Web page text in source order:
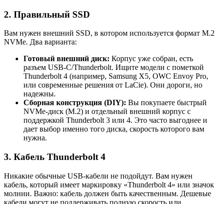
2. Правильный SSD
Вам нужен внешний SSD, в котором используется формат M.2
NVMe. Два варианта:
Готовый внешний диск: Корпус уже собран, есть
разъем USB-C/Thunderbolt. Ищите модели с пометкой
Thunderbolt 4 (например, Samsung X5, OWC Envoy Pro,
или современные решения от LaCie). Они дороги, но
надежны.
Сборная конструкция (DIY): Вы покупаете быстрый
NVMe-диск (M.2) и отдельный внешний корпус с
поддержкой Thunderbolt 3 или 4. Это часто выгоднее и
дает выбор именно того диска, скорость которого вам
нужна.
3. Кабель Thunderbolt 4
Никакие обычные USB-кабели не подойдут. Вам нужен
кабель, который имеет маркировку «Thunderbolt 4» или значок
молнии. Важно: кабель должен быть качественным. Дешевые
кабели могут не поддерживать полную скорость или